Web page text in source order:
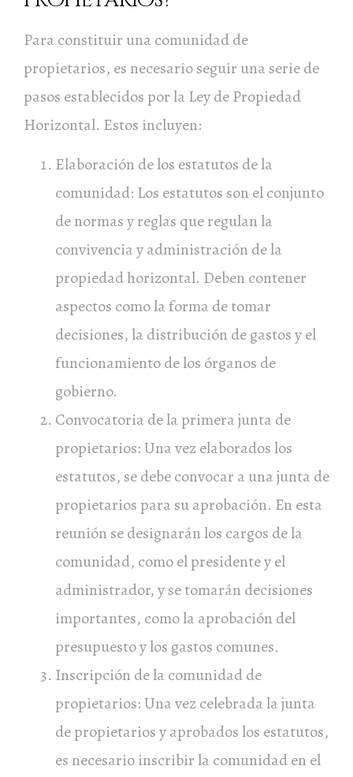
Para constituir una comunidad de
propietarios, es necesario seguir una serie de
pasos establecidos por la Ley de Propiedad
Horizontal. Estos incluyen:
Elaboración de los estatutos de la
comunidad: Los estatutos son el conjunto
de normas y reglas que regulan la
convivencia y administración de la
propiedad horizontal. Deben contener
aspectos como la forma de tomar
decisiones, la distribución de gastos y el
funcionamiento de los órganos de
gobierno.
Convocatoria de la primera junta de
propietarios: Una vez elaborados los
estatutos, se debe convocar a una junta de
propietarios para su aprobación. En esta
reunión se designarán los cargos de la
comunidad, como el presidente y el
administrador, y se tomarán decisiones
importantes, como la aprobación del
presupuesto y los gastos comunes.
Inscripción de la comunidad de
propietarios: Una vez celebrada la junta
de propietarios y aprobados los estatutos,
es necesario inscribir la comunidad en el